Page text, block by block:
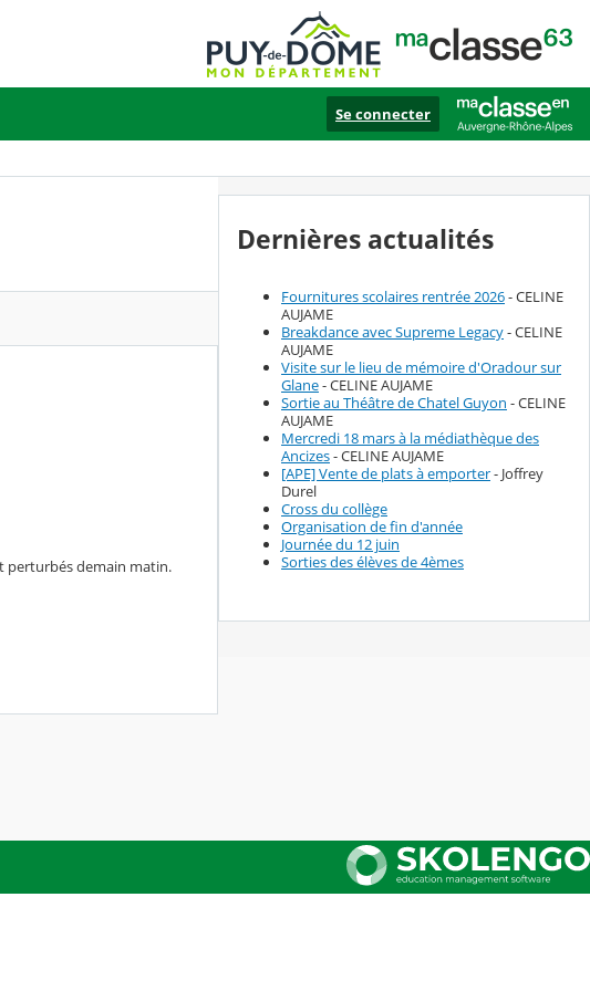
Se connecter
perturbés demain matin.
Dernières actualités
Fournitures scolaires rentrée 2026- CELINE
AUJAME
Breakdance avec Supreme Legacy- CELINE
AUJAME
Visite sur le lieu de mémoire d'Oradour sur
Glane- CELINE AUJAME
Sortie au Théâtre de Chatel Guyon - CELINE
AUJAME
Mercredi 18 mars à la médiathèque des
Ancizes- CELINE AUJAME
[APE] Vente de plats à emporter- Joffrey
Durel
Cross du collège
Organisation de fin d'année
Journée du 12 juin
Sorties des élèves de 4èmes